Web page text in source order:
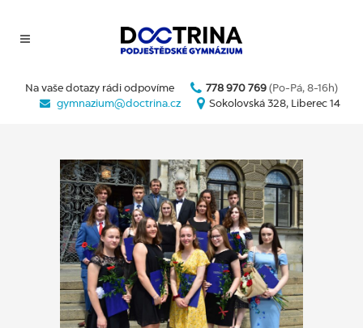
Na vaše dotazy rádi odpovíme 778 970 769 (Po-Pá, 8-16h)
gymnazium@doctrina.cz
Sokolovská 328, Liberec 14